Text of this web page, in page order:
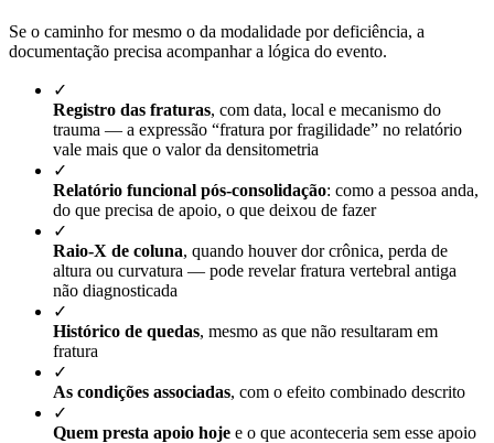
Se o caminho for mesmo o da modalidade por deficiência, a
documentação precisa acompanhar a lógica do evento.
✓
Registro das fraturas, com data, local e mecanismo do
trauma — a expressão “fratura por fragilidade” no relatório
vale mais que o valor da densitometria
✓
Relatório funcional pós-consolidação: como a pessoa anda,
do que precisa de apoio, o que deixou de fazer
✓
Raio-X de coluna, quando houver dor crônica, perda de
altura ou curvatura — pode revelar fratura vertebral antiga
não diagnosticada
✓
Histórico de quedas, mesmo as que não resultaram em
fratura
✓
As condições associadas, com o efeito combinado descrito
✓
Quem presta apoio hoje e o que aconteceria sem esse apoio